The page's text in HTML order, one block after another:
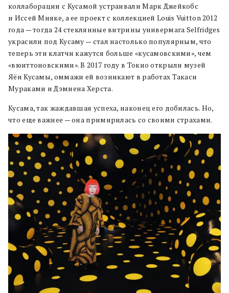
коллаборации с Кусамой устраивали Марк Джейкобс
и Иссей Мияке, а ее проект с коллекцией Louis Vuitton 2012
года — тогда 24 стеклянные витрины универмага Selfridges
украсили под Кусаму — стал настолько популярным, что
теперь эти клатчи кажутся больше «кусамовскими», чем
«вюиттоновскими». В 2017 году в Токио открыли музей
Яёи Кусамы, оммажи ей возникают в работах Такаси
Мураками и Дэмиена Херста.
Кусама, так жаждавшая успеха, наконец его добилась. Но,
что еще важнее — она примирилась со своими страхами.